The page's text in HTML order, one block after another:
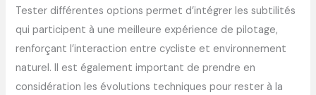
Tester différentes options permet d’intégrer les subtilités
qui participent à une meilleure expérience de pilotage,
renforçant l’interaction entre cycliste et environnement
naturel. Il est également important de prendre en
considération les évolutions techniques pour rester à la